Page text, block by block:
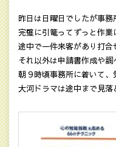
昨日は日曜日でしたが事務
完璧に引篭ってずっと作業
途中で一件来客があり打
それ以外は申請書作成や調
朝９時頃事務所に着いて
大河ドラマは途中まで見